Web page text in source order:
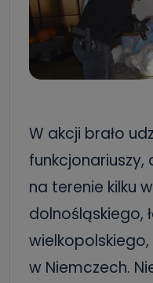
W akcji brało
funkcjonariuszy,
na terenie kilku
dolnośląskiego,
w Niemczech.